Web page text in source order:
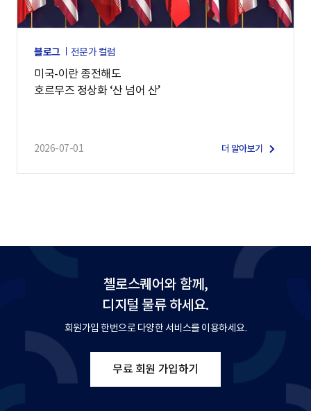
블로그 전문가 컬럼
미국-이란 종전해도
호르무즈 정상화 ‘산 넘어 산’
2026-07-01 더 알아보기
첼로스퀘어와 함께,
디지털 물류 하세요.
회원가입 한번으로 다양한 서비스를 이용하세요.
무료 회원 가입하기